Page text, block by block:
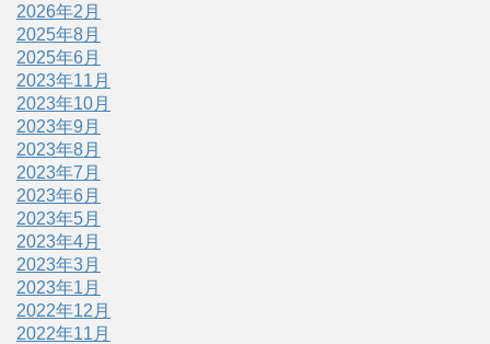
2026年2月
2025年8月
2025年6月
2023年11月
2023年10月
2023年9月
2023年8月
2023年7月
2023年6月
2023年5月
2023年4月
2023年3月
2023年1月
2022年12月
2022年11月